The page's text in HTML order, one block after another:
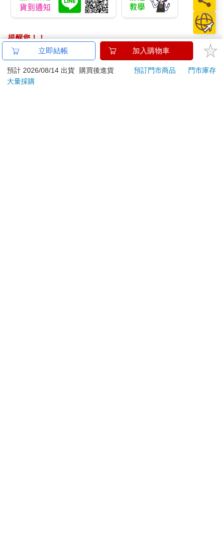
提醒您！！
金石堂及銀行均不會請您操作ATM! 如接獲電話要求您前往
ATM提款機，請不要聽從指示，以免受騙上當！
退換貨須知：
立即結帳 加入購物車
預計 2026/08/14 出貨 購買後進貨 預訂門市商品
門市庫存
大量採購